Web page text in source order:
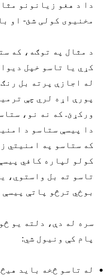
دا د هغو زیانونو
مخنیوی کولی شئ - او
د مثال په توګه، که
کړي یا تاسو خپل
له اجازې پرته بل
پورې اړه لري چې
ورکړئ. که نه نو،
دا پیسې ستاسو د
که ستاسو په امنیتي
کولو لپاره کافي
تاسو ته بل واستوي،
بوځي ترڅو پاتې پیسې
سره له دې، دلته یو
پام کې ونیول شي:
له تاسو څخه باید